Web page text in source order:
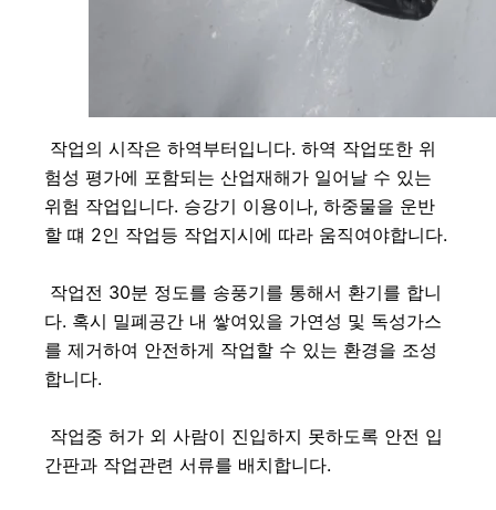
험성 평가에 포함되는 산업재해가 일어날 수 있는
위험 작업입니다. 승강기 이용이나, 하중물을 운반
할 떄 2인 작업등 작업지시에 따라 움직여야합니다.
다. 혹시 밀폐공간 내 쌓여있을 가연성 및 독성가스
를 제거하여 안전하게 작업할 수 있는 환경을 조성
합니다.
간판과 작업관련 서류를 배치합니다.